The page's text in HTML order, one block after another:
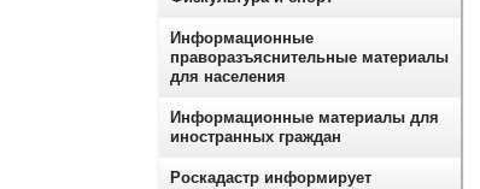
Информационные
праворазъяснительные материалы
для населения
Информационные материалы для
иностранных граждан
Роскадастр информирует